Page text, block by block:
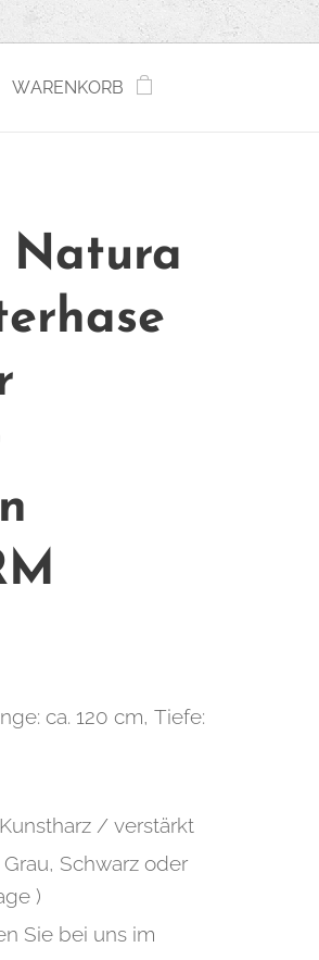
WARENKORB
Natura
ca. 120 cm, Tiefe:
/ verstärkt
Schwarz oder
)
Sie bei uns im